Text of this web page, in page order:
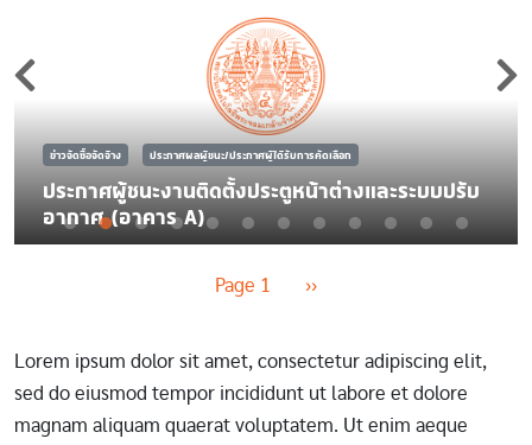
ข่าวจัดซื้อจัดจ้าง ประกาศผลผู้ชนะ/ประกาศผู้ได้รับการคัดเลือก
ประกาศผู้ชนะงานติดตั้งประตูหน้าต่างและระบบปรับ
อากาศ (อาคาร A)
Page 1 Next page
››
Lorem ipsum dolor sit amet, consectetur adipiscing elit,
sed do eiusmod tempor incididunt ut labore et dolore
magnam aliquam quaerat voluptatem. Ut enim aeque